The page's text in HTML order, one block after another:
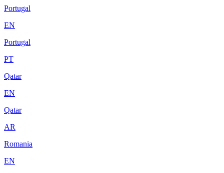
Portugal
EN
Portugal
PT
Qatar
EN
Qatar
AR
Romania
EN